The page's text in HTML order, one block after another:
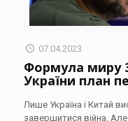
07.04.2023
Формула миру
України план
Лише Україна і Китай
завершитися війна.